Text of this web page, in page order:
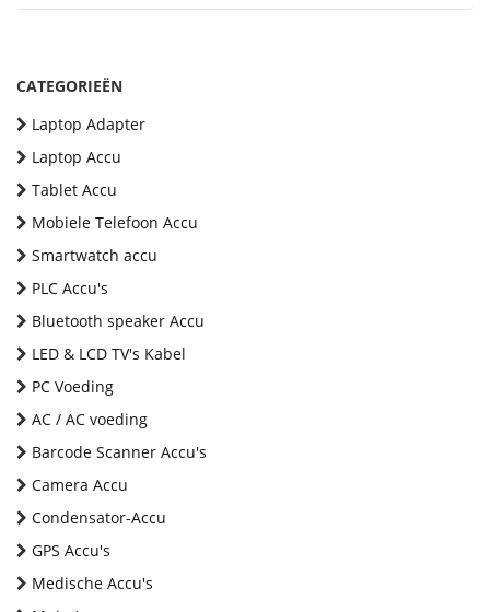
CATEGORIEËN
Laptop Adapter
Laptop Accu
Tablet Accu
Mobiele Telefoon Accu
Smartwatch accu
PLC Accu's
Bluetooth speaker Accu
LED & LCD TV's Kabel
PC Voeding
AC / AC voeding
Barcode Scanner Accu's
Camera Accu
Condensator-Accu
GPS Accu's
Medische Accu's